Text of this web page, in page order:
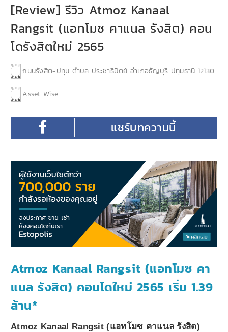
[Review] รีวิว Atmoz Kanaal
Rangsit (แอทโมซ คาแนล รังสิต) คอน
โดรังสิตใหม่ 2565
ถนนรังสิต-ปทุม ตำบล ประชาธิปัตย์ อำเภอธัญบุรี ปทุมธานี 12130
Asset Wise
Atmoz Kanaal Rangsit (แอทโมซ คา
แนล รังสิต) คอนโดใหม่ 2565 เริ่ม 1.39
ล้าน*
Atmoz Kanaal Rangsit (แอทโมซ คาแนล รังสิต)